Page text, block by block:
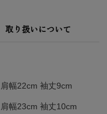
取り扱いについて
幅22cm 袖丈9cm
幅23cm 袖丈10cm